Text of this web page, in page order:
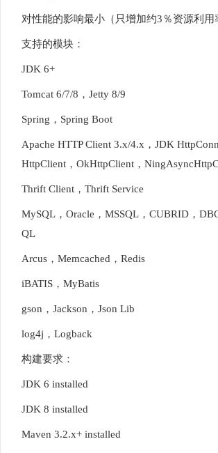
对性能的影响最小（只增加约3％资源利用
支持的模块：
JDK 6+
Tomcat 6/7/8，Jetty 8/9
Spring，Spring Boot
Apache HTTP Client 3.x/4.x，JDK
HttpClient，OkHttpClient，
Thrift Client，Thrift Service
MySQL，Oracle，MSSQL，CUBRID，
QL
Arcus，Memcached，Redis
iBATIS，MyBatis
gson，Jackson，Json Lib
log4j，Logback
构建要求：
JDK 6 installed
JDK 8 installed
Maven 3.2.x+ installed